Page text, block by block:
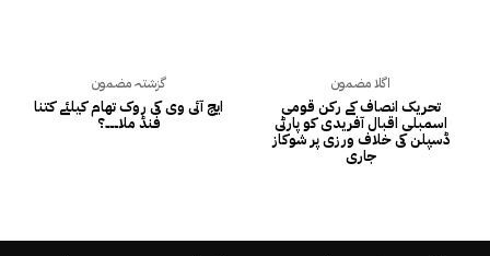
گزشتہ مضمون
ایچ آئی وی کی روک تھام کیلئے کتنا
فنڈ ملا۔۔۔؟
اگلا مضمون
تحریک انصاف کے رکن قومی
اسمبلی اقبال آفریدی کو پارٹی
ڈسپلن کی خلاف ورزی پر شوکاز
جاری